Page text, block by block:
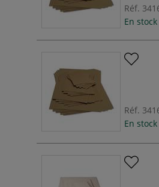
Réf.
En stock
Réf.
En stock